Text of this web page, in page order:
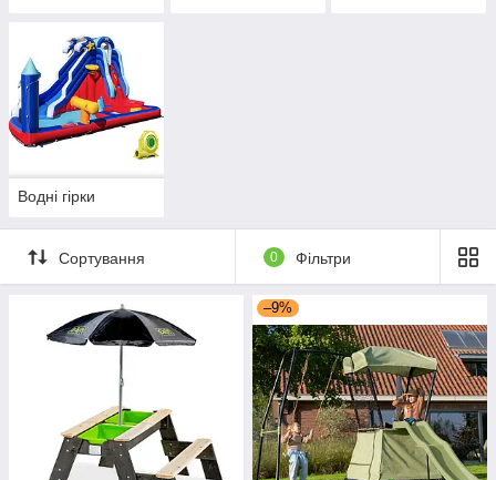
Водні гірки
Сортування 0 Фільтри
–9%